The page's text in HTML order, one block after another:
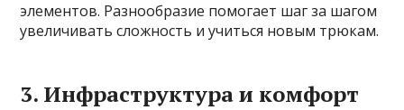
элементов. Разнообразие помогает шаг за шагом
увеличивать сложность и учиться новым трюкам.
3. Инфраструктура и комфорт